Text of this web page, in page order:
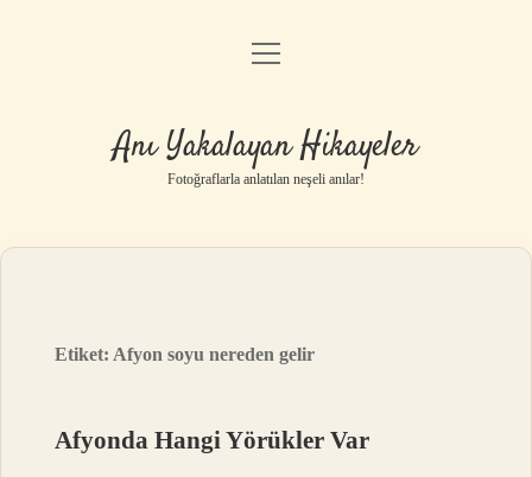
Anasayfa
Yasal Uyarı
menüyü
Anı Yakalayan Hikayeler
Fotoğraflarla anlatılan neşeli anılar!
Etiket: Afyon soyu nereden gelir
Afyonda Hangi Yörükler Var